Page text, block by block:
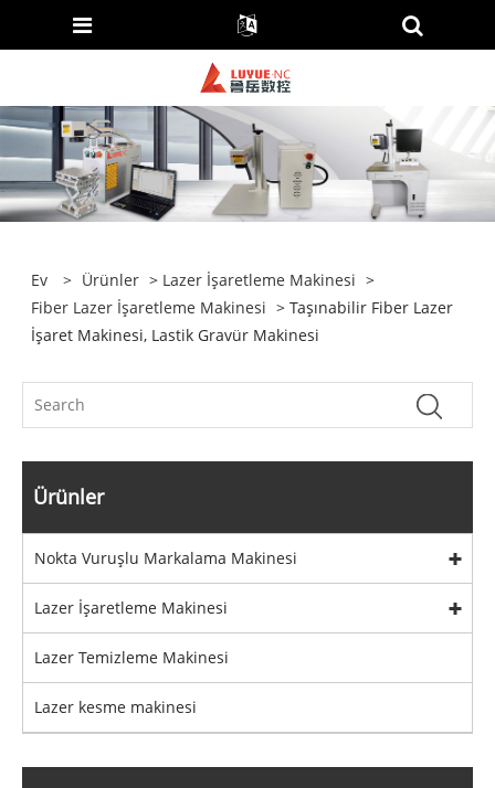
Ev > Ürünler > Lazer İşaretleme Makinesi >
Fiber Lazer İşaretleme Makinesi > Taşınabilir Fiber Lazer
İşaret Makinesi, Lastik Gravür Makinesi
Ürünler
Nokta Vuruşlu Markalama Makinesi
Lazer İşaretleme Makinesi
Lazer Temizleme Makinesi
Lazer kesme makinesi